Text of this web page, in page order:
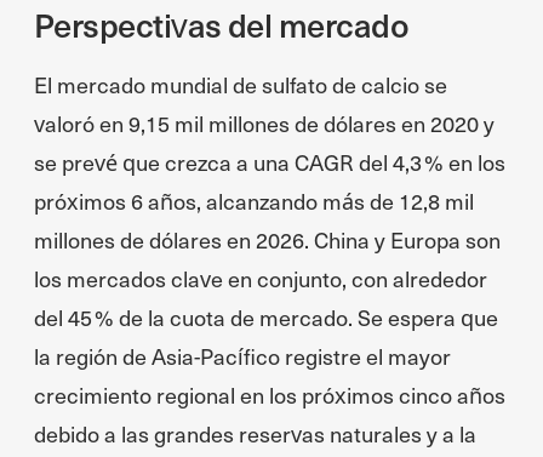
Perspectivas del mercado
El mercado mundial de sulfato de calcio se
valoró en 9,15 mil millones de dólares en 2020 y
se prevé que crezca a una CAGR del 4,3 % en los
próximos 6 años, alcanzando más de 12,8 mil
millones de dólares en 2026. China y Europa son
los mercados clave en conjunto, con alrededor
del 45 % de la cuota de mercado. Se espera que
la región de Asia-Pacífico registre el mayor
crecimiento regional en los próximos cinco años
debido a las grandes reservas naturales y a la